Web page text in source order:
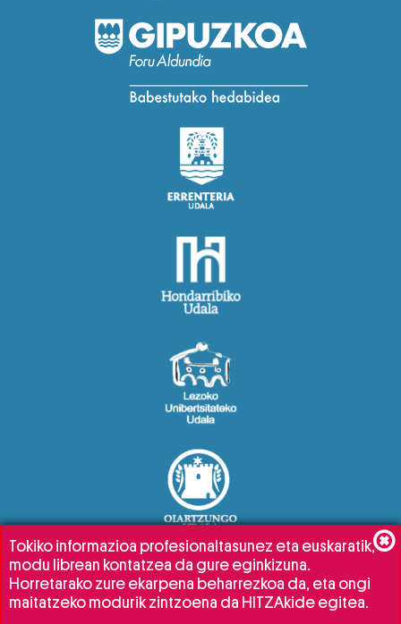
Tokiko informazioa profesionaltasunez eta euskaratik,
modu librean kontatzea da gure eginkizuna.
Horretarako zure ekarpena beharrezkoa da, eta ongi
maitatzeko modurik zintzoena da HITZAkide egitea.